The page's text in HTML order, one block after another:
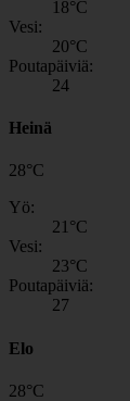
18°C
Vesi:
20°C
Poutapäiviä:
24
Heinä
28°C
Yö:
21 °C
Vesi:
23°C
Poutapäiviä:
27
Elo
28°C